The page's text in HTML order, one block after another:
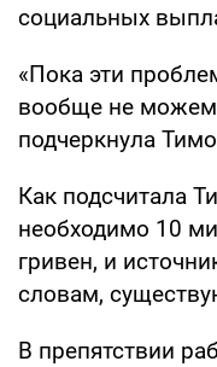
социальных
«Пока эти
вообще не можем
подчеркнула
Как подсчитала
необходимо 10
гривен, и
словам,
В препятствии